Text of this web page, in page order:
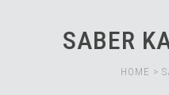
SABER
HOME >